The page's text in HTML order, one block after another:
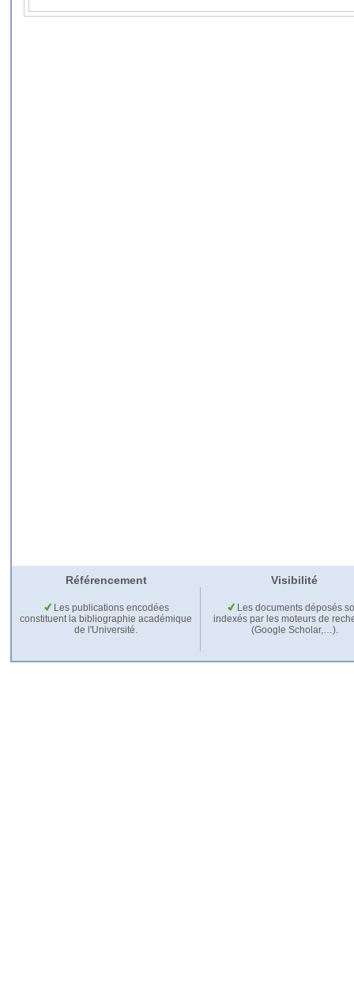
Référencement Visibilité
Les publications encodées
constituent la bibliographie académique
de l'Université.
Les documents déposés
indexés par les moteurs de
(Google Scholar,…).